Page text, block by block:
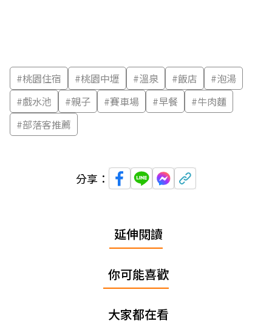
#桃園住宿 #桃園中壢 #溫泉 #飯店 #泡湯
#戲水池 #親子 #賽車場 #早餐 #牛肉麵
#部落客推薦
分享：
延伸閱讀
你可能喜歡
大家都在看